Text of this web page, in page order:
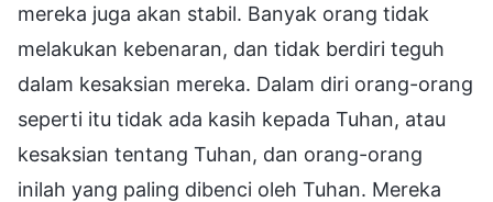
mereka juga akan stabil. Banyak orang tidak
melakukan kebenaran, dan tidak berdiri teguh
dalam kesaksian mereka. Dalam diri orang-orang
seperti itu tidak ada kasih kepada Tuhan, atau
kesaksian tentang Tuhan, dan orang-orang
inilah yang paling dibenci oleh Tuhan. Mereka